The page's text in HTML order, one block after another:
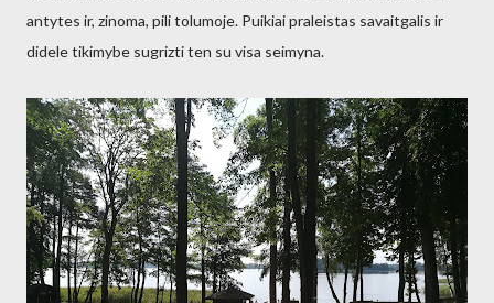
antytes ir, zinoma, pili tolumoje. Puikiai praleistas savaitgalis ir
didele tikimybe sugrizti ten su visa seimyna.